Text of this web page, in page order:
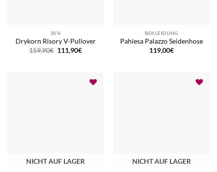
30%
Drykorn Risory V-Pullover
159,90€ Ursprünglicher
Preis
111,90€Aktueller
BEKLEIDUNG
Pahiesa Palazzo Seidenhose
119,00€
NICHT AUF LAGER NICHT AUF LAGER